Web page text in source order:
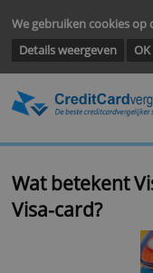
We gebruiken
Details weergeven
Wat